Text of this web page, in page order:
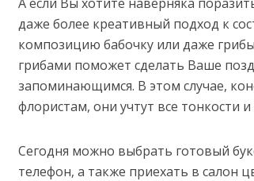
даже более креативный подход к
композицию бабочку или даже
грибами поможет сделать Ваше
запоминающимся. В этом случае,
флористам, они учтут все тонкости
Сегодня можно выбрать готовый
телефон, а также приехать в салон